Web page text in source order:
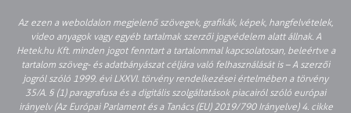
Az ezen a weboldalon megjelenő szövegek, grafikák, képek, hangfelvételek,
video anyagok vagy egyéb tartalmak szerzői jogvédelem alatt állnak. A
Hetek.hu Kft. minden jogot fenntart a tartalommal kapcsolatosan, beleértve a
tartalom szöveg- és adatbányászat céljára való felhasználását is – A szerzői
jogról szóló 1999. évi LXXVI. törvény rendelkezései értelmében a törvény
35/A. § (1) paragrafusa és a digitális szolgáltatások piacairól szóló európai
irányelv (Az Európai Parlament és a Tanács (EU) 2019/790 Irányelve) 4. cikke